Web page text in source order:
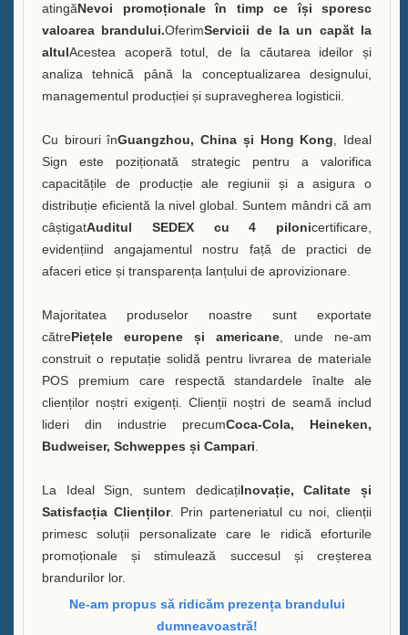
atingăNevoi promoționale în timp ce își sporesc
valoarea brandului.OferimServicii de la un capăt la
altulAcestea acoperă totul, de la căutarea ideilor și
analiza tehnică până la conceptualizarea designului,
managementul producției și supravegherea logisticii.
Cu birouri înGuangzhou, China și Hong Kong , Ideal
Sign este poziționată strategic pentru a valorifica
capacitățile de producție ale regiunii și a asigura o
distribuție eficientă la nivel global. Suntem mândri că am
câștigatAuditul SEDEX cu 4 pilonicertificare,
evidențiind angajamentul nostru față de practici de
afaceri etice și transparența lanțului de aprovizionare.
Majoritatea produselor noastre sunt exportate
cătrePiețele europene și americane , unde ne-am
construit o reputație solidă pentru livrarea de materiale
POS premium care respectă standardele înalte ale
clienților noștri exigenți. Clienții noștri de seamă includ
lideri din industrie precumCoca-Cola, Heineken,
Budweiser, Schweppes și Campari
La Ideal Sign, suntem dedicațiInovație, Calitate și
Satisfacția Clienților. Prin parteneriatul cu noi, clienții
primesc soluții personalizate care le ridică eforturile
promoționale și stimulează succesul și creșterea
brandurilor lor.
Ne-am propus să ridicăm prezența brandului
dumneavoastră!